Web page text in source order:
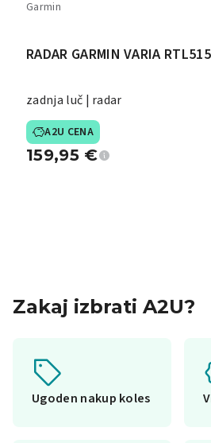
Garmin
RADAR GARMIN VARIA RTL515
zadnja luč | radar
A2U CENA
159,95 €
Zakaj izbrati A2U?
Ugoden nakup koles